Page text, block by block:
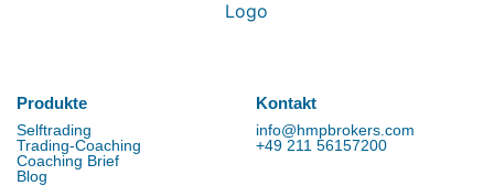
Produkte
Selftrading
Trading-Coaching
Coaching Brief
Blog
Kontakt
info@hmpbrokers.com
+49 211 56157200